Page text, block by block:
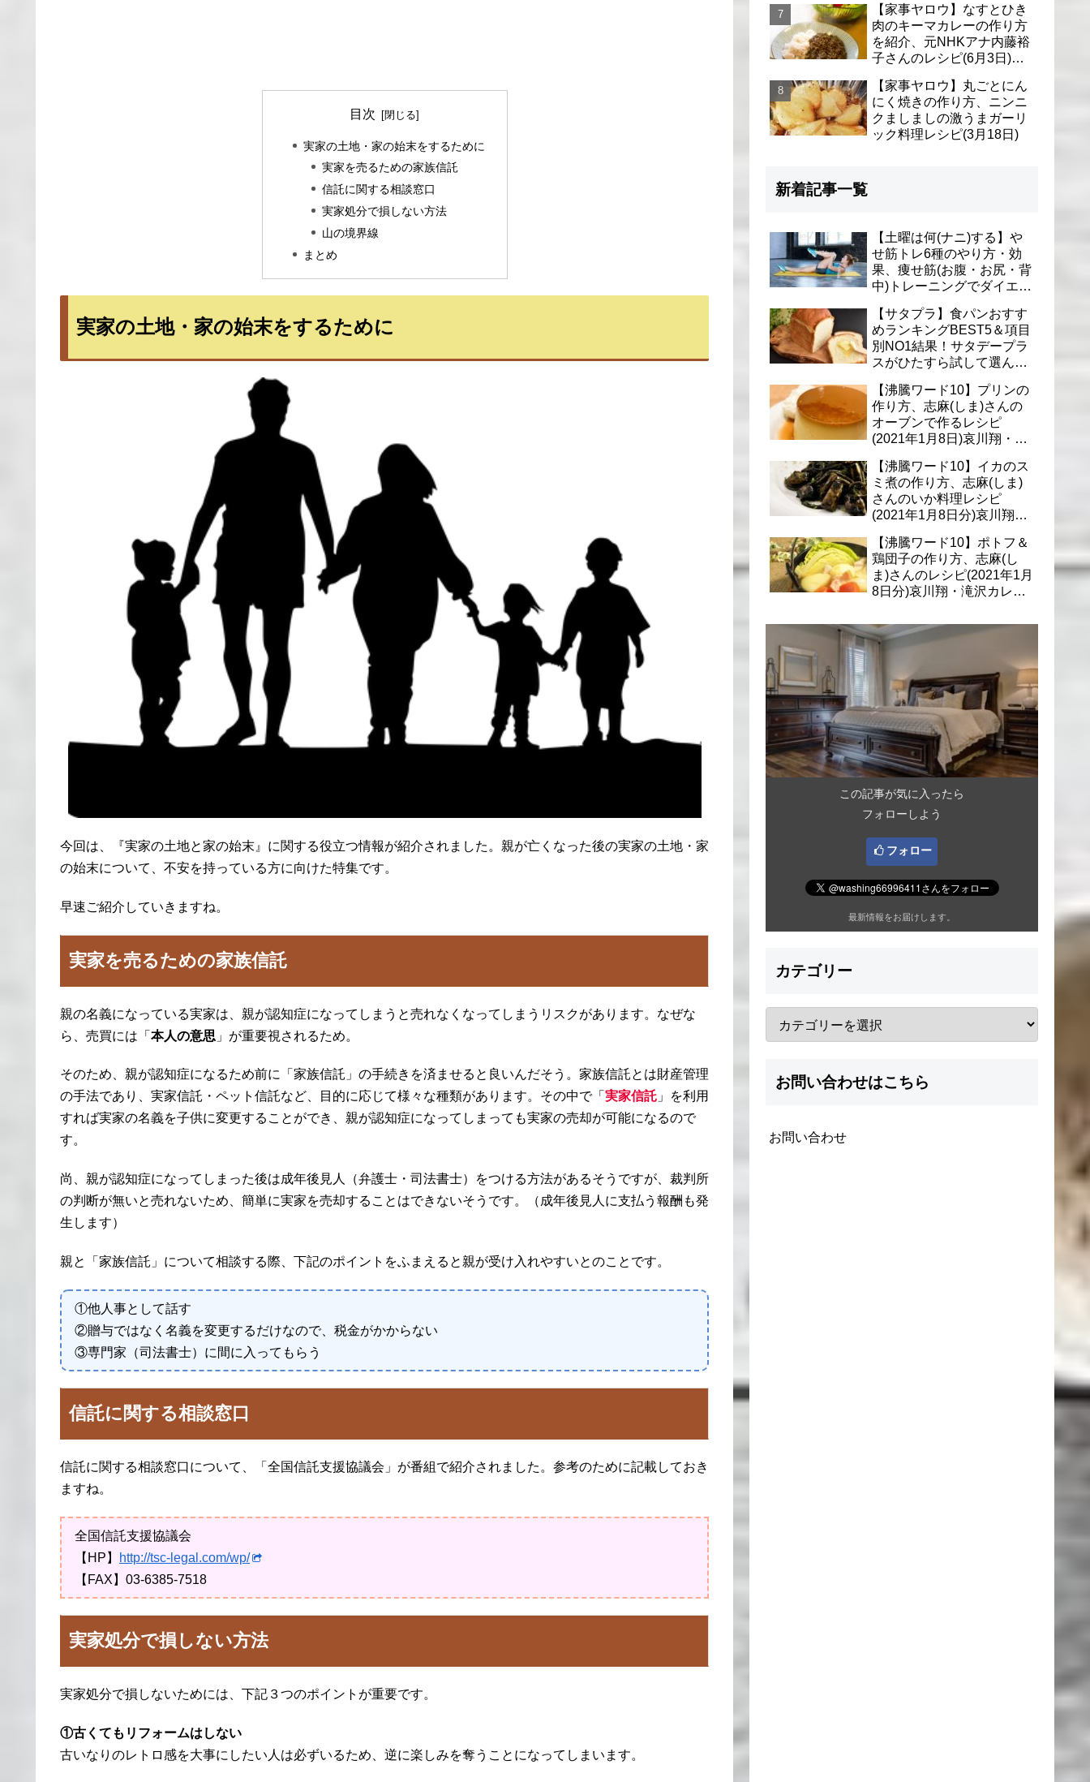
目次
実家の土地・家の始末をするために
実家を売るための家族信託
信託に関する相談窓口
実家処分で損しない方法
山の境界線
まとめ
実家の土地・家の始末をするために
今回は、『実家の土地と家の始末』に関する役立つ情報が紹介されました。親が亡くなった後の実家の土地・家
の始末について、不安を持っている方に向けた特集です。
早速ご紹介していきますね。
実家を売るための家族信託
親の名義になっている実家は、親が認知症になってしまうと売れなくなってしまうリスクがあります。なぜな
ら、売買には「 本人の意思 」が重要視されるため。
そのため、親が認知症になるため前に「家族信託」の手続きを済ませると良いんだそう。家族信託とは財産管理
の手法であり、実家信託・ペット信託など、目的に応じて様々な種類があります。その中で「 実家信託 」を利用
すれば実家の名義を子供に変更することができ、親が認知症になってしまっても実家の売却が可能になるので
す。
尚、親が認知症になってしまった後は成年後見人（弁護士・司法書士）をつける方法があるそうですが、裁判所
の判断が無いと売れないため、簡単に実家を売却することはできないそうです。（成年後見人に支払う報酬も発
生します）
親と「家族信託」について相談する際、下記のポイントをふまえると親が受け入れやすいとのことです。
①他人事として話す
②贈与ではなく名義を変更するだけなので、税金がかからない
③専門家（司法書士）に間に入ってもらう
信託に関する相談窓口
信託に関する相談窓口について、「全国信託支援協議会」が番組で紹介されました。参考のために記載しておき
ますね。
全国信託支援協議会
【HP】
http://tsc-legal.com/wp/
【FAX】03-6385-7518
実家処分で損しない方法
実家処分で損しないためには、下記３つのポイントが重要です。
①古くてもリフォームはしない
古いなりのレトロ感を大事にしたい人は必ずいるため、逆に楽しみを奪うことになってしまいます。
【家事ヤロウ】なすとひき
肉のキーマカレーの作り方
を紹介、元NHKアナ内藤裕
子さんのレシピ(6月3日)リ
【家事ヤロウ】丸ごとにん
にく焼きの作り方、ニンニ
クましましの激うまガーリ
ック料理レシピ(3月18日)
新着記事一覧
【土曜は何(ナニ)する】や
せ筋トレ6種のやり方・効
果、痩せ筋(お腹・お尻・背
中)トレーニングでダイエッ
【サタプラ】食パンおすす
めランキングBEST5＆項目
別NO1結果！サタデープラ
スがひたすら試して選んだ
【沸騰ワード10】プリンの
作り方、志麻(しま)さんの
オーブンで作るレシピ
(2021年1月8日)哀川翔・滝
理
【沸騰ワード10】イカのス
ミ煮の作り方、志麻(しま)
さんのいか料理レシピ
(2021年1月8日分)哀川翔・
【沸騰ワード10】ポトフ＆
鶏団子の作り方、志麻(し
ま)さんのレシピ(2021年1月
8日分)哀川翔・滝沢カレ
この記事が気に入ったら
フォローしよう
フォロー
最新情報をお届けします。
カテゴリー
お問い合わせはこちら
お問い合わせ